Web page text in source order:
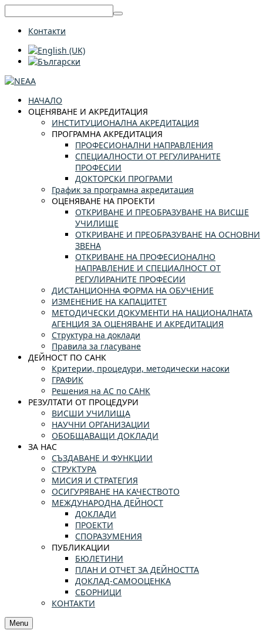
Контакти
НАЧАЛО
ОЦЕНЯВАНЕ И АКРЕДИТАЦИЯ
ИНСТИТУЦИОНАЛНА АКРЕДИТАЦИЯ
ПРОГРАМНА АКРЕДИТАЦИЯ
ПРОФЕСИОНАЛНИ НАПРАВЛЕНИЯ
СПЕЦИАЛНОСТИ ОТ РЕГУЛИРАНИТЕ
ПРОФЕСИИ
ДОКТОРСКИ ПРОГРАМИ
График за програмна акредитация
ОЦЕНЯВАНЕ НА ПРОЕКТИ
ОТКРИВАНЕ И ПРЕОБРАЗУВАНЕ НА ВИСШЕ
УЧИЛИЩЕ
ОТКРИВАНЕ И ПРЕОБРАЗУВАНЕ НА ОСНОВНИ
ЗВЕНА
ОТКРИВАНЕ НА ПРОФЕСИОНАЛНО
НАПРАВЛЕНИЕ И СПЕЦИАЛНОСТ ОТ
РЕГУЛИРАНИТЕ ПРОФЕСИИ
ДИСТАНЦИОННА ФОРМА НА ОБУЧЕНИЕ
ИЗМЕНЕНИЕ НА КАПАЦИТЕТ
МЕТОДИЧЕСКИ ДОКУМЕНТИ НА НАЦИОНАЛНАТА
АГЕНЦИЯ ЗА ОЦЕНЯВАНЕ И АКРЕДИТАЦИЯ
Структура на доклади
Правила за гласуване
ДЕЙНОСТ ПО САНК
Критерии, процедури, методически насоки
ГРАФИК
Решения на АС по САНК
РЕЗУЛТАТИ ОТ ПРОЦЕДУРИ
ВИСШИ УЧИЛИЩА
НАУЧНИ ОРГАНИЗАЦИИ
ОБОБЩАВАЩИ ДОКЛАДИ
ЗА НАС
СЪЗДАВАНЕ И ФУНКЦИИ
СТРУКТУРА
МИСИЯ И СТРАТЕГИЯ
ОСИГУРЯВАНЕ НА КАЧЕСТВОТО
МЕЖДУНАРОДНА ДЕЙНОСТ
ДОКЛАДИ
ПРОЕКТИ
СПОРАЗУМЕНИЯ
ПУБЛИКАЦИИ
БЮЛЕТИНИ
ПЛАН И ОТЧЕТ ЗА ДЕЙНОСТТА
ДОКЛАД-САМООЦЕНКА
СБОРНИЦИ
КОНТАКТИ
Menu